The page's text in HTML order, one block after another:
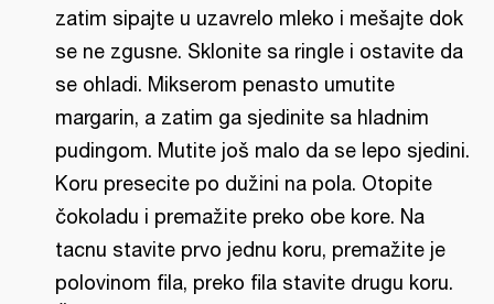
zatim sipajte u uzavrelo mleko i mešajte dok
se ne zgusne. Sklonite sa ringle i ostavite da
se ohladi. Mikserom penasto umutite
margarin, a zatim ga sjedinite sa hladnim
pudingom. Mutite još malo da se lepo sjedini.
Koru presecite po dužini na pola. Otopite
čokoladu i premažite preko obe kore. Na
tacnu stavite prvo jednu koru, premažite je
polovinom fila, preko fila stavite drugu koru.